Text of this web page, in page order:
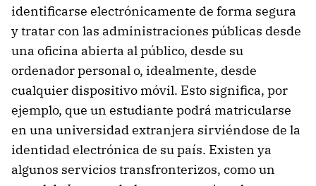
identificarse electrónicamente de forma segura
y tratar con las administraciones públicas desde
una oficina abierta al público, desde su
ordenador personal o, idealmente, desde
cualquier dispositivo móvil. Esto significa, por
ejemplo, que un estudiante podrá matricularse
en una universidad extranjera sirviéndose de la
identidad electrónica de su país. Existen ya
algunos servicios transfronterizos, como un